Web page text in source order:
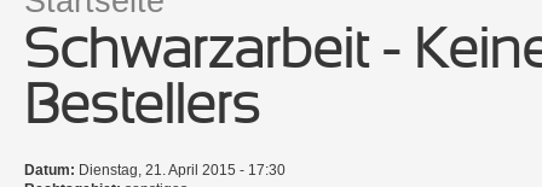
Sie sind hier
Schwarzarbeit -
Bestellers
Datum: Dienstag, 21. April 2015 - 17:30